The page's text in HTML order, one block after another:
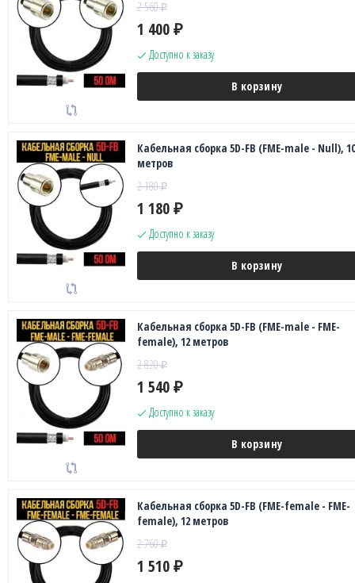
2 560₽
1 400 ₽
Доступно к заказу
В корзину
Кабельная сборка 5D-FB (FME-male - Null), 10
метров
2 180₽
1 180 ₽
Доступно к заказу
В корзину
Кабельная сборка 5D-FB (FME-male - FME-
female), 12 метров
2 820₽
1 540 ₽
Доступно к заказу
В корзину
Кабельная сборка 5D-FB (FME-female - FME-
female), 12 метров
2 760₽
1 510 ₽